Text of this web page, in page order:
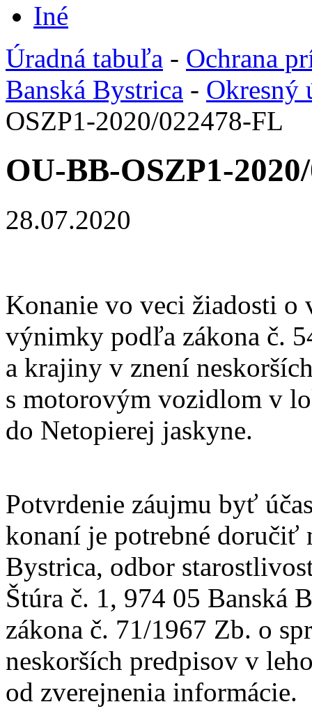
Iné
Úradná tabuľa - Ochrana
Banská Bystrica - Okresný
OSZP1-2020/022478-FL
OU-BB-OSZP1-
28.07.2020
Konanie vo veci žiadosti o
výnimky podľa zákona č.
a krajiny v znení
s motorovým vozidlom v
do Netopierej jaskyne.
Potvrdenie záujmu byť
konaní je potrebné doručiť
Bystrica, odbor
Štúra č. 1, 974 05 Banská
zákona č. 71/1967 Zb. o
neskorších predpisov v
od zverejnenia informácie.